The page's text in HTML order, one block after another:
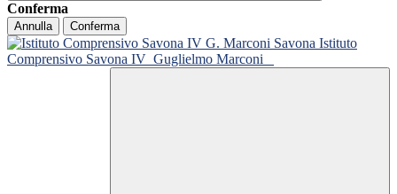
Conferma
Annulla Conferma
Istituto
Comprensivo Savona IV Guglielmo Marconi